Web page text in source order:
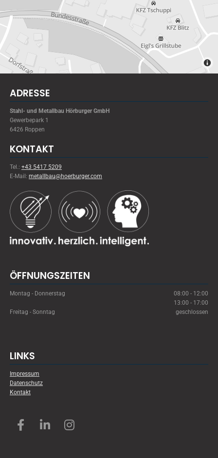
ADRESSE
Stahl- und Metallbau Hörburger GmbH
Gewerbepark 1
6426 Roppen
KONTAKT
Tel.: +43 5417 5209
E-Mail: metallbau@hoerburger.com
ÖFFNUNGSZEITEN
Montag - Donnerstag
08:00 - 12:00
13:00 - 17:00
Freitag - Sonntag
geschlossen
LINKS
Impressum
Datenschutz
Kontakt